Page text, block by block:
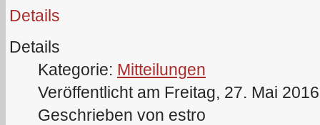
Details
Details
Kategorie: Mitteilungen
Veröffentlicht am Freitag, 27. Mai
Geschrieben von estro